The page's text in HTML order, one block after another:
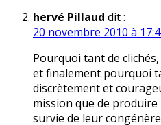
hervé Pillaud dit :
20 novembre 2010 à
Pourquoi tant de
et finalement pourquoi
discrètement et
mission que de produire
survie de leur